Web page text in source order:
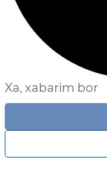
Xa, xabarim bor